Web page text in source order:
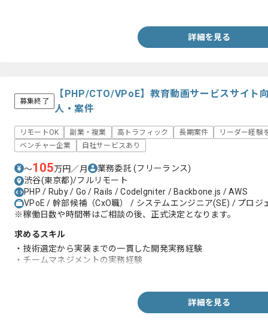
詳細を見る
募集終了
【PHP/CTO/VPoE】教育動画サービスサイト
人・案件
リモートOK 副業・複業 高トラフィック 長期案件
リーダー経験
ベンチャー企業
自社サービスあり
〜105万円／月 業務委託(フリーランス)
渋谷(東京都)/フルリモート
PHP / Ruby / Go / Rails / CodeIgniter / Backbone.js / AWS
VPoE / 幹部候補（CxO職） / システムエンジニア(SE) / プロジ
※稼働日数や時間帯はご相談の後、正式決定となります。
求めるスキル
・技術選定から実装までの一貫した開発実務経験
・チームマネジメントの実務経験
詳細を見る